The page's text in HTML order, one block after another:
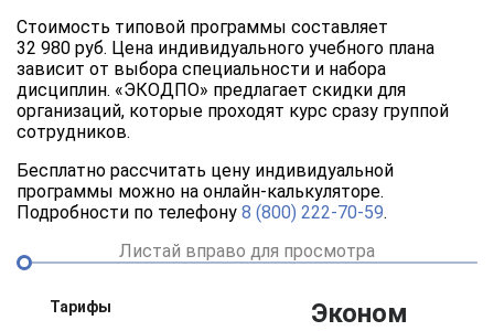
Стоимость типовой программы составляет
32 980 руб. Цена индивидуального учебного плана
зависит от выбора специальности и набора
дисциплин. «ЭКОДПО» предлагает скидки для
организаций, которые проходят курс сразу группой
сотрудников.
Бесплатно рассчитать цену индивидуальной
программы можно на онлайн-калькуляторе.
Подробности по телефону 8 (800) 222-70-59.
Листай вправо для просмотра
Тарифы Эконом